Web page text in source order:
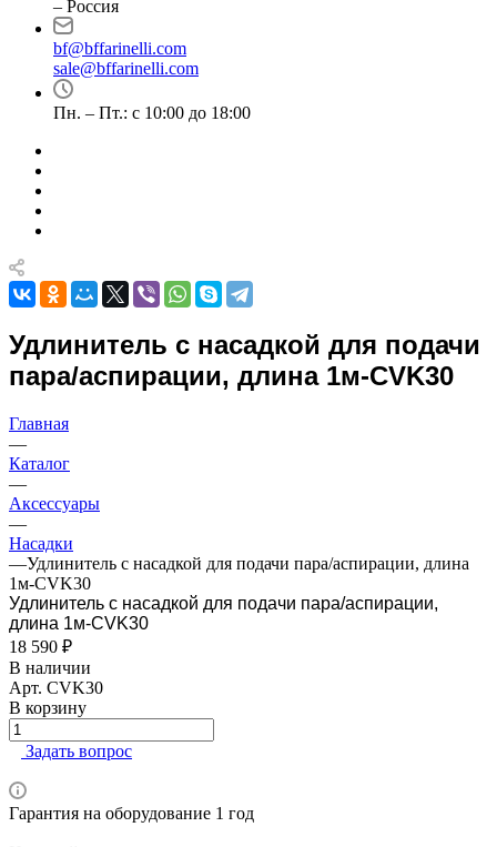
– Россия
bf@bffarinelli.com
sale@bffarinelli.com
Пн. – Пт.: с 10:00 до 18:00
Удлинитель с насадкой для подачи
пара/аспирации, длина 1м-CVK30
Главная
—
Каталог
—
Аксессуары
—
Насадки
—Удлинитель с насадкой для подачи пара/аспирации, длина
1м-CVK30
Удлинитель с насадкой для подачи пара/аспирации,
длина 1м-CVK30
18 590 ₽
В наличии
Арт. CVK30
В корзину
Задать вопрос
Гарантия на оборудование 1 год